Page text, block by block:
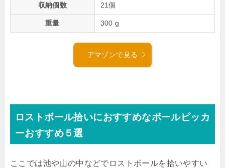
収納個数 21個
重量 300 g
アマゾンで見る
ロストボール拾いにおすすめなボールピッカ
ーおすすめ５選
ここでは池や山の中などでロストボールを拾いやすい